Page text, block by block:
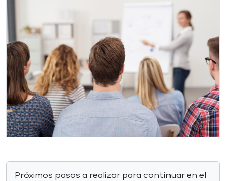
Próximos pasos a realizar para continuar en el